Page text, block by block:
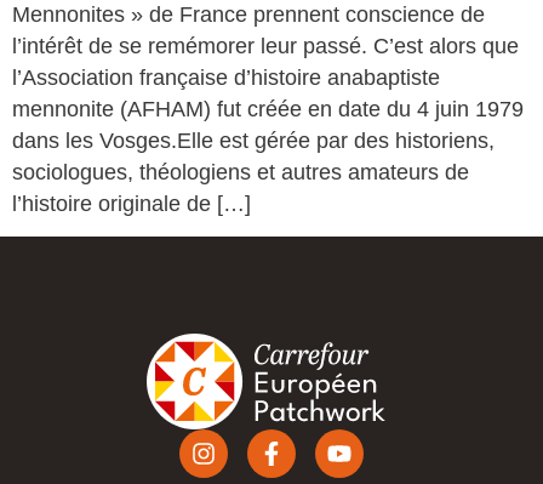
Mennonites » de France prennent conscience de
l’intérêt de se remémorer leur passé. C’est alors que
l’Association française d’histoire anabaptiste
mennonite (AFHAM) fut créée en date du 4 juin 1979
dans les Vosges.Elle est gérée par des historiens,
sociologues, théologiens et autres amateurs de
l’histoire originale de […]